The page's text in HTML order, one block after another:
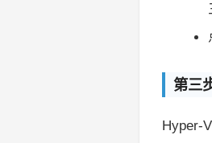
第三
Hyper-